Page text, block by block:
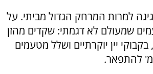
למרות המרחק הגדול מביתי. על
שמעולם לא דגמתי: שקדים מהזן
יין יוקרתיים ושלל מטעמים
מ' להתפאר.